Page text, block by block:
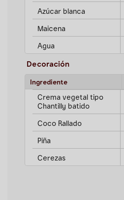
Azúcar blanca
Maicena
Agua
Decoración
Ingrediente
Crema vegetal tipo
Chantilly batido
Coco Rallado
Piña
Cerezas